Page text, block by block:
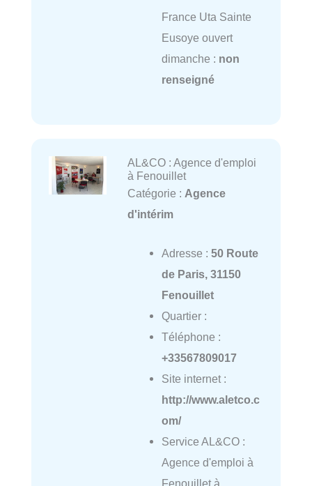
France Uta Sainte
Eusoye ouvert
dimanche : non
renseigné
AL&CO : Agence d'emploi
à Fenouillet
Catégorie : Agence
d'intérim
Adresse : 50 Route
de Paris, 31150
Fenouillet
Quartier :
Téléphone :
+33567809017
Site internet :
http://www.aletco.c
om/
Service AL&CO :
Agence d'emploi à
Fenouillet à